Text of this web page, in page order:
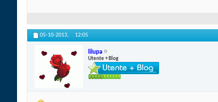
05-10-2013, 12:05
lilupa
Utente + Blog